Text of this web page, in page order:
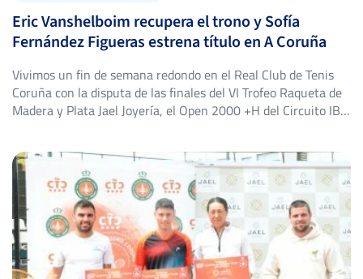
Eric Vanshelboim recupera el trono y Sofía
Fernández Figueras estrena título en A Coruña
Vivimos un fin de semana redondo en el Real Club de Tenis
Coruña con la disputa de las finales del VI Trofeo Raqueta de
Madera y Plata Jael Joyería, el Open 2000 +H del Circuito IBP